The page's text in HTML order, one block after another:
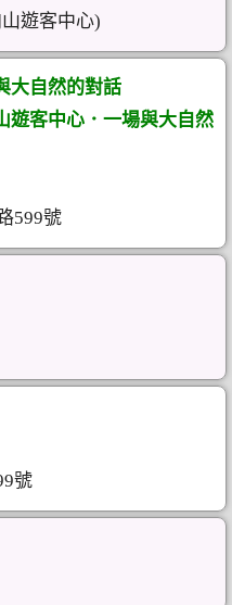
遊客中心)
大自然的對話
遊客中心．一場與大自然
599號
號